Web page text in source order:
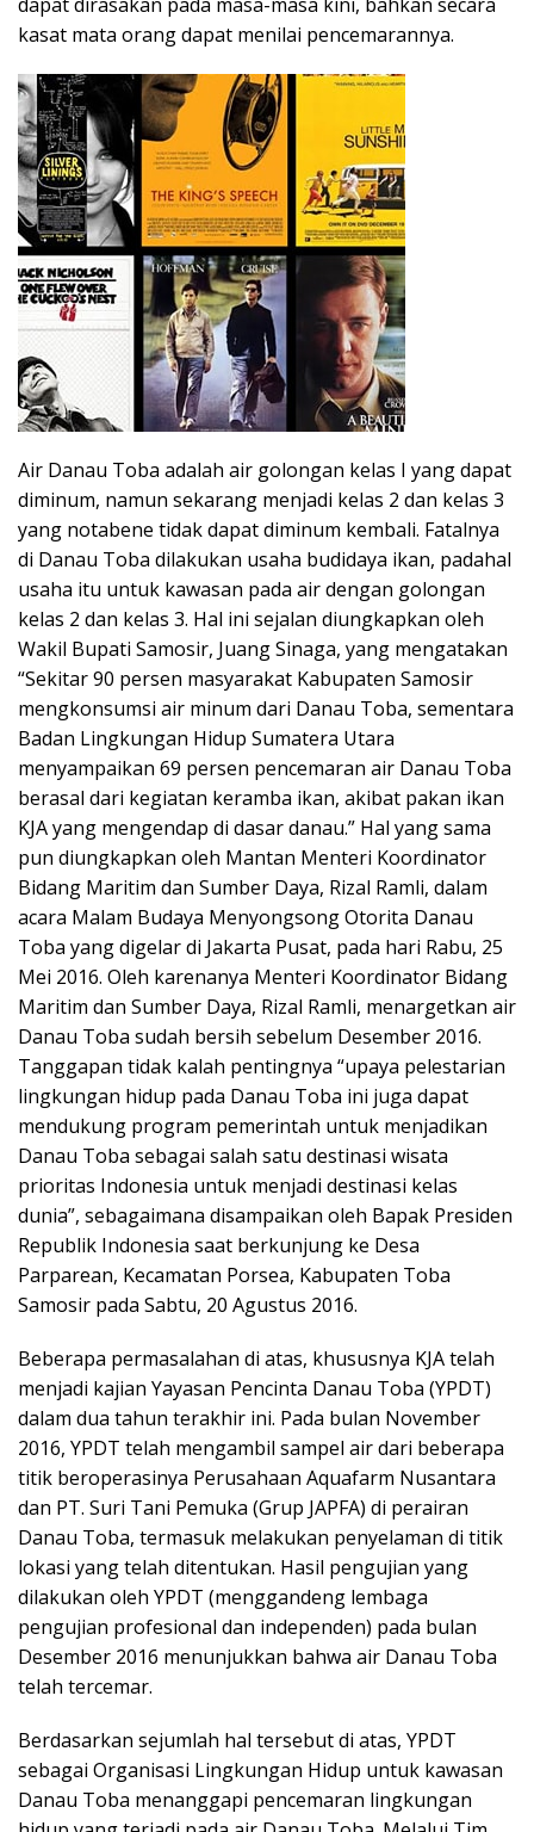
kasat mata orang dapat menilai pencemarannya.
Air Danau Toba adalah air golongan kelas I yang dapat
diminum, namun sekarang menjadi kelas 2 dan kelas 3
yang notabene tidak dapat diminum kembali. Fatalnya
di Danau Toba dilakukan usaha budidaya ikan, padahal
usaha itu untuk kawasan pada air dengan golongan
kelas 2 dan kelas 3. Hal ini sejalan diungkapkan oleh
Wakil Bupati Samosir, Juang Sinaga, yang mengatakan
“Sekitar 90 persen masyarakat Kabupaten Samosir
mengkonsumsi air minum dari Danau Toba, sementara
Badan Lingkungan Hidup Sumatera Utara
menyampaikan 69 persen pencemaran air Danau Toba
berasal dari kegiatan keramba ikan, akibat pakan ikan
KJA yang mengendap di dasar danau.” Hal yang sama
pun diungkapkan oleh Mantan Menteri Koordinator
Bidang Maritim dan Sumber Daya, Rizal Ramli, dalam
acara Malam Budaya Menyongsong Otorita Danau
Toba yang digelar di Jakarta Pusat, pada hari Rabu, 25
Mei 2016. Oleh karenanya Menteri Koordinator Bidang
Maritim dan Sumber Daya, Rizal Ramli, menargetkan air
Danau Toba sudah bersih sebelum Desember 2016.
Tanggapan tidak kalah pentingnya “upaya pelestarian
lingkungan hidup pada Danau Toba ini juga dapat
mendukung program pemerintah untuk menjadikan
Danau Toba sebagai salah satu destinasi wisata
prioritas Indonesia untuk menjadi destinasi kelas
dunia”, sebagaimana disampaikan oleh Bapak Presiden
Republik Indonesia saat berkunjung ke Desa
Parparean, Kecamatan Porsea, Kabupaten Toba
Samosir pada Sabtu, 20 Agustus 2016.
Beberapa permasalahan di atas, khususnya KJA telah
menjadi kajian Yayasan Pencinta Danau Toba (YPDT)
dalam dua tahun terakhir ini. Pada bulan November
2016, YPDT telah mengambil sampel air dari beberapa
titik beroperasinya Perusahaan Aquafarm Nusantara
dan PT. Suri Tani Pemuka (Grup JAPFA) di perairan
Danau Toba, termasuk melakukan penyelaman di titik
lokasi yang telah ditentukan. Hasil pengujian yang
dilakukan oleh YPDT (menggandeng lembaga
pengujian profesional dan independen) pada bulan
Desember 2016 menunjukkan bahwa air Danau Toba
telah tercemar.
Berdasarkan sejumlah hal tersebut di atas, YPDT
sebagai Organisasi Lingkungan Hidup untuk kawasan
Danau Toba menanggapi pencemaran lingkungan